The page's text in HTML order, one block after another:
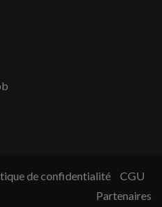
de confidentialité
CGU
Partenaires